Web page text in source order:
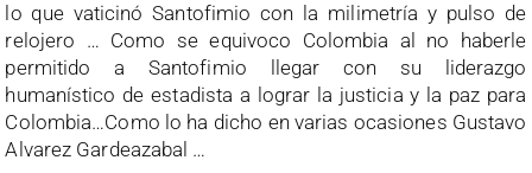
lo que vaticinó Santofimio con la milimetría y pulso de
relojero … Como se equivoco Colombia al no haberle
permitido a Santofimio llegar con su liderazgo
humanístico de estadista a lograr la justicia y la paz para
Colombia…Como lo ha dicho en varias ocasiones Gustavo
Alvarez Gardeazabal …